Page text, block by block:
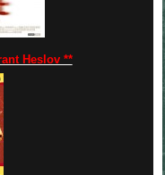
Heslov **